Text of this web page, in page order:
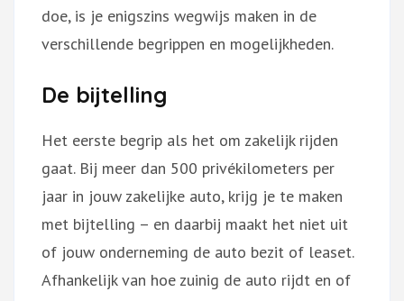
doe, is je enigszins wegwijs maken in de
verschillende begrippen en mogelijkheden.
De bijtelling
Het eerste begrip als het om zakelijk rijden
gaat. Bij meer dan 500 privékilometers per
jaar in jouw zakelijke auto, krijg je te maken
met bijtelling – en daarbij maakt het niet uit
of jouw onderneming de auto bezit of leaset.
Afhankelijk van hoe zuinig de auto rijdt en of